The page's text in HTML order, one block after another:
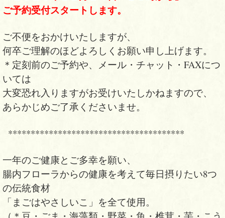
ご予約受付スタートします。
ご不便をおかけいたしますが、
何卒ご理解のほどよろしくお願い申し上げます。
＊定刻前のご予約や、メール・チャット・FAXにつ
いては
大変恐れ入りますがお受けいたしかねますので、
あらかじめご了承くださいませ。
***************************************
一年のご健康とご多幸を願い、
腸内フローラからの健康を考えて毎日摂りたい8つ
の伝統食材
「まごはやさしいこ」を全て使用。